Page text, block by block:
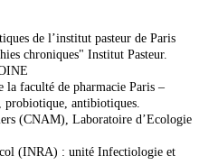
de l’institut pasteur de Paris
chroniques" Institut Pasteur.
la faculté de pharmacie Paris –
probiotique, antibiotiques.
(CNAM), Laboratoire d’Ecologie
(INRA) : unité Infectiologie et